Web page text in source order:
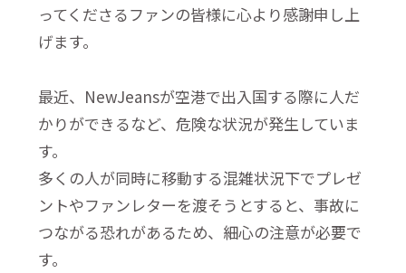
ってくださるファンの皆様に心より感謝申し上
げます。
最近、NewJeansが空港で出入国する際に人だ
かりができるなど、危険な状況が発生していま
す。
多くの人が同時に移動する混雑状況下でプレゼ
ントやファンレターを渡そうとすると、事故に
つながる恐れがあるため、細心の注意が必要で
す。